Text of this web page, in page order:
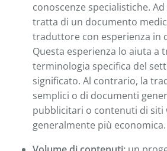
conoscenze specialistiche.
tratta di un documento
traduttore con esperienza in
Questa esperienza lo aiuta a
terminologia specifica del
significato. Al contrario, la
semplici o di documenti
pubblicitari o contenuti di siti
generalmente più economica.